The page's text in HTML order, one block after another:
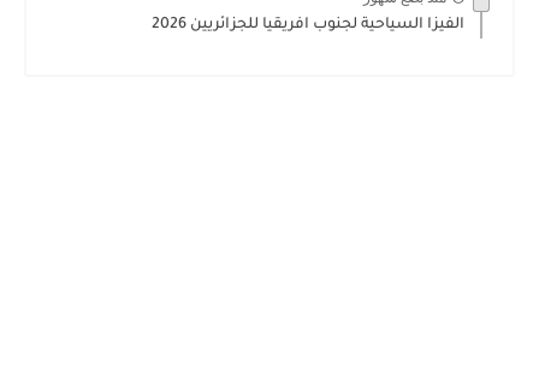
الفيزا السياحية لجنوب افريقيا للجزائريين 2026